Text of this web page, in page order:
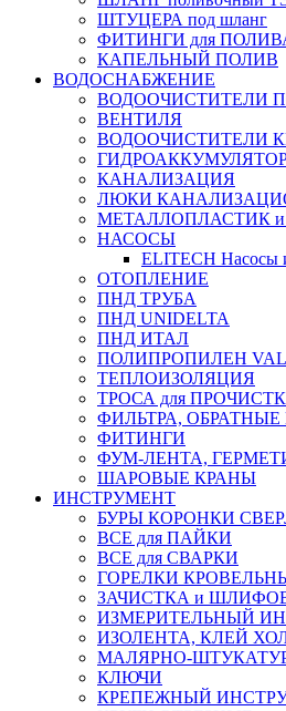
ШТУЦЕРА под шланг
ФИТИНГИ для
КАПЕЛЬНЫЙ ПОЛИВ
ВОДОСНАБЖЕНИЕ
ВОДООЧИСТИТЕЛИ
ВЕНТИЛЯ
ВОДООЧИСТИТЕЛИ
КАНАЛИЗАЦИЯ
ЛЮКИ
МЕТАЛЛОПЛАСТИК
НАСОСЫ
ELITECH Насосы
ОТОПЛЕНИЕ
ПНД ТРУБА
ПНД UNIDELTA
ПНД ИТАЛ
ПОЛИПРОПИЛЕН
ТЕПЛОИЗОЛЯЦИЯ
ТРОСА для
ФИЛЬТРА,
ФИТИНГИ
ФУМ-ЛЕНТА,
ШАРОВЫЕ КРАНЫ
ИНСТРУМЕНТ
БУРЫ КОРОНКИ
ВСЕ для ПАЙКИ
ВСЕ для СВАРКИ
ГОРЕЛКИ
ЗАЧИСТКА и
ИЗМЕРИТЕЛЬНЫЙ
ИЗОЛЕНТА, КЛЕЙ
МАЛЯРНО-
КЛЮЧИ
КРЕПЕЖНЫЙ